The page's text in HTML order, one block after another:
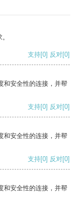
支持[0] 反对[0]
和安全性的连接，并帮
支持[0] 反对[0]
和安全性的连接，并帮
支持[0] 反对[0]
和安全性的连接，并帮